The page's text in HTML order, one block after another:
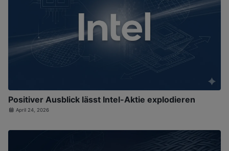
Positiver Ausblick lässt Intel-Aktie explodieren
April 24, 2026